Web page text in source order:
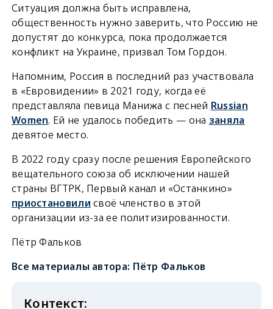
Ситуация должна быть исправлена,
общественность нужно заверить, что Россию не
допустят до конкурса, пока продолжается
конфликт на Украине, призвал Том Гордон.
Напомним, Россия в последний раз участвовала
в «Евровидении» в 2021 году, когда её
представляла певица Манижа с песней Russian
Women. Ей не удалось победить — она заняла
девятое место.
В 2022 году сразу после решения Европейского
вещательного союза об исключении нашей
страны ВГТРК, Первый канал и «Останкино»
приостановили своё членство в этой
организации из-за ее политизированности.
Пётр Фальков
Все материалы автора: Пётр Фальков